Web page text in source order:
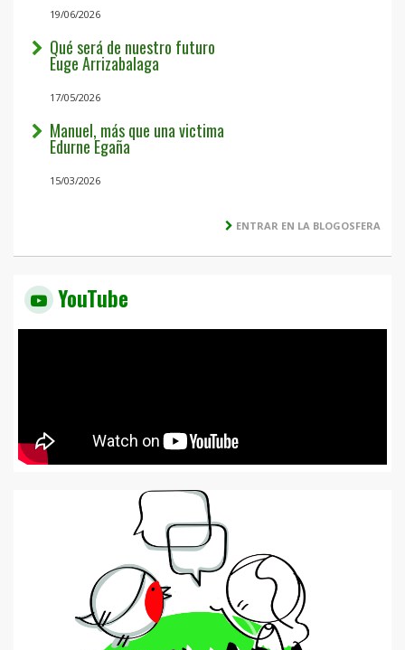
19/06/2026
Qué será de nuestro futuro
Euge Arrizabalaga
17/05/2026
Manuel, más que una victima
Edurne Egaña
15/03/2026
ENTRAR EN LA BLOGOSFERA
YouTube